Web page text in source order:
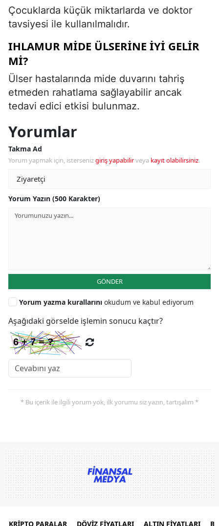
Çocuklarda küçük miktarlarda ve doktor
tavsiyesi ile kullanılmalıdır.
IHLAMUR MIDE ÜLSERINE IYI GELIR
MI?
Ülser hastalarında mide duvarını tahriş
etmeden rahatlama sağlayabilir ancak
tedavi edici etkisi bulunmaz.
Yorumlar
Takma Ad
Yorum yapmak için, istersenizgiriş yapabilirveya kayıt olabilirsiniz.
Yorum Yazın (500 Karakter)
GÖNDER
Yorum yazma kurallarını okudum ve kabul ediyorum
Aşağıdaki görselde işlemin sonucu kaçtır?
* Bu içerik ile ilgili yorum yok, ilk yorumu siz yazın, tartışalım *
KRİPTO PARALAR DÖVİZ FİYATLARI ALTIN FİYATLARI